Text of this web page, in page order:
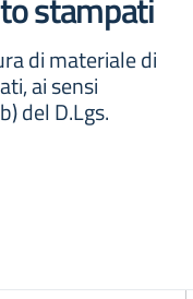
di materiale di
ai sensi
del D.Lgs.